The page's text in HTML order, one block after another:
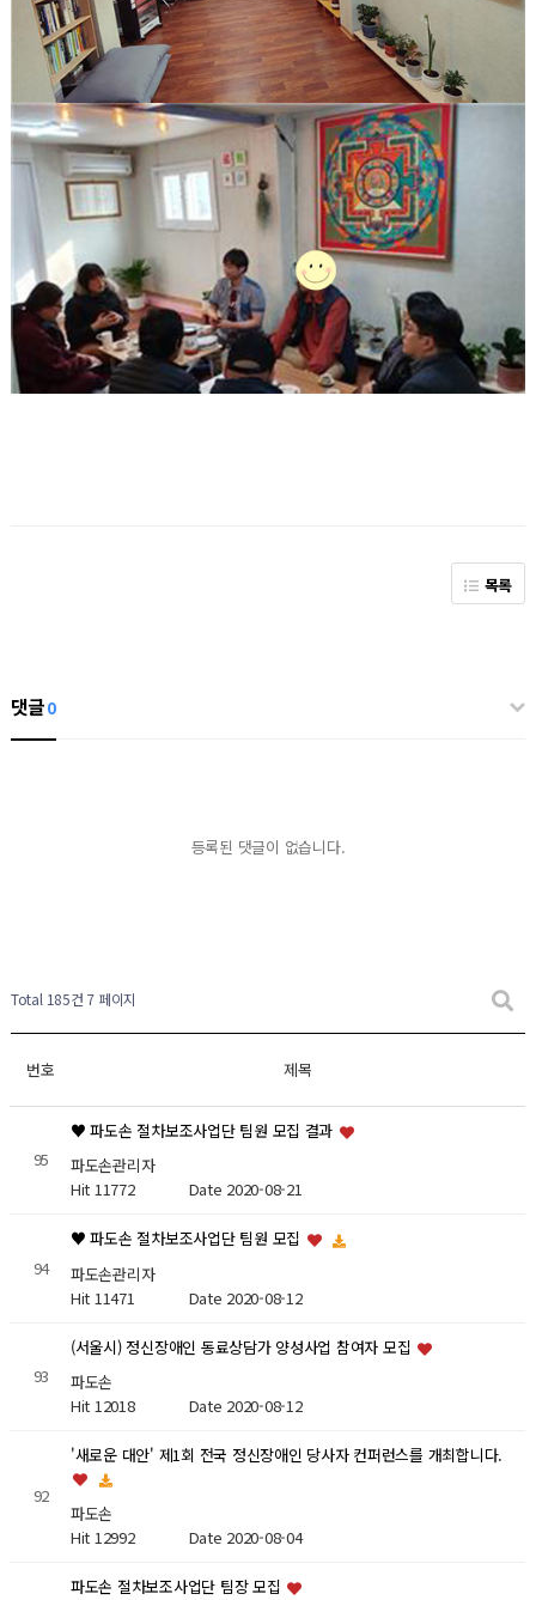
목록
댓글0
등록된 댓글이 없습니다.
Total 185건 7 페이지
번호 제목
95
♥ 파도손 절차보조사업단 팀원 모집 결과
파도손관리자
Hit 11772 Date 2020-08-21
94
♥ 파도손 절차보조사업단 팀원 모집
파도손관리자
Hit 11471 Date 2020-08-12
93
(서울시) 정신장애인 동료상담가 양성사업 참여자 모집
파도손
Hit 12018 Date 2020-08-12
92
'새로운 대안' 제1회 전국 정신장애인 당사자 컨퍼런스를 개최합니다.
파도손
Hit 12992 Date 2020-08-04
파도손 절차보조사업단 팀장 모집